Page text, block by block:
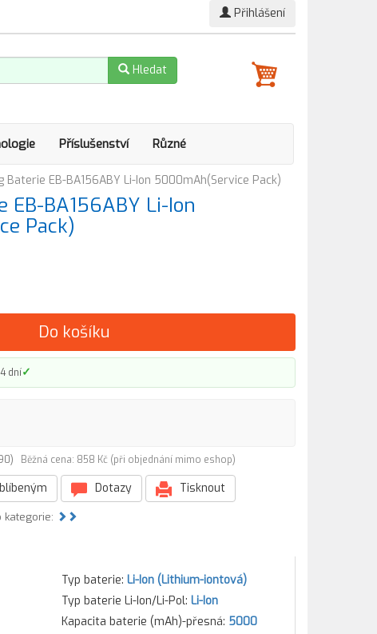
Přihlášení
Hledat
Příslušenství Různé
Baterie EB-BA156ABY Li-Ion 5000mAh(Service Pack)
EB-BA156ABY Li-Ion
Pack)
Do košíku
dní✓
Běžná cena: 858 Kč (při objednání mimo eshop)
Dotazy Tisknout
kategorie:
Typ baterie: Li-Ion (Lithium-iontová)
Typ baterie Li-Ion/Li-Pol: Li-Ion
Kapacita baterie (mAh)-přesná: 5000